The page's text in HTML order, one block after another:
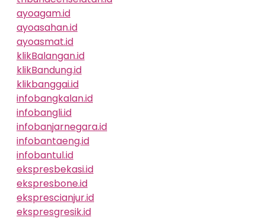
ayoagam.id
ayoasahan.id
ayoasmat.id
klikBalangan.id
klikBandung.id
klikbanggai.id
infobangkalan.id
infobangli.id
infobanjarnegara.id
infobantaeng.id
infobantul.id
ekspresbekasi.id
ekspresbone.id
eksprescianjur.id
ekspresgresik.id